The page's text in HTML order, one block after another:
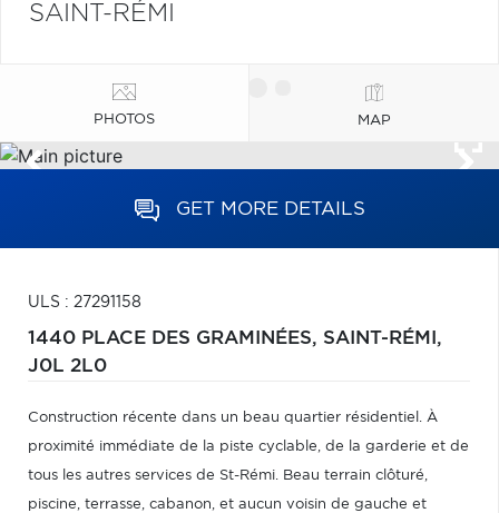
SAINT-RÉMI
PHOTOS MAP
GET MORE DETAILS
ULS : 27291158
1440 PLACE DES GRAMINÉES, SAINT-RÉMI,
J0L 2L0
Construction récente dans un beau quartier résidentiel. À
proximité immédiate de la piste cyclable, de la garderie et de
tous les autres services de St-Rémi. Beau terrain clôturé,
piscine, terrasse, cabanon, et aucun voisin de gauche et